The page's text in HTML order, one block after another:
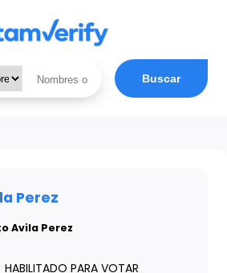
Buscar
Perez
Avila Perez
HABILITADO PARA VOTAR